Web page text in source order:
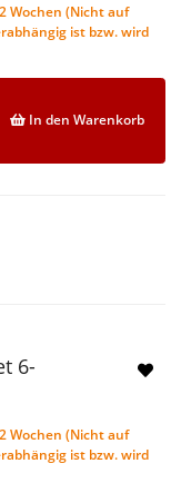
Wochen (Nicht auf
ist bzw. wird
In den Warenkorb
6-
Wochen (Nicht auf
ist bzw. wird